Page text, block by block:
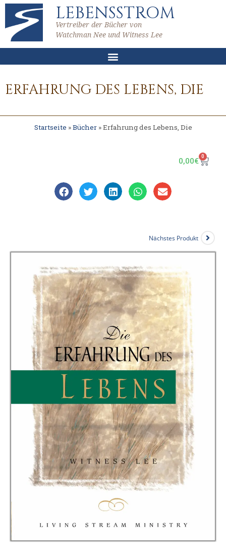
LEBENSSTROM
Vertreiber der Bücher von
Watchman Nee und Witness Lee
ERFAHRUNG DES LEBENS, DIE
Startseite »Bücher»Erfahrung des Lebens, Die
0,00€ 0
Nächstes Produkt